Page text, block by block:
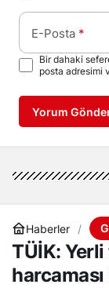
E-Posta *
Bir dahaki
posta adresimi
Yorum
Haberler
TÜİK: